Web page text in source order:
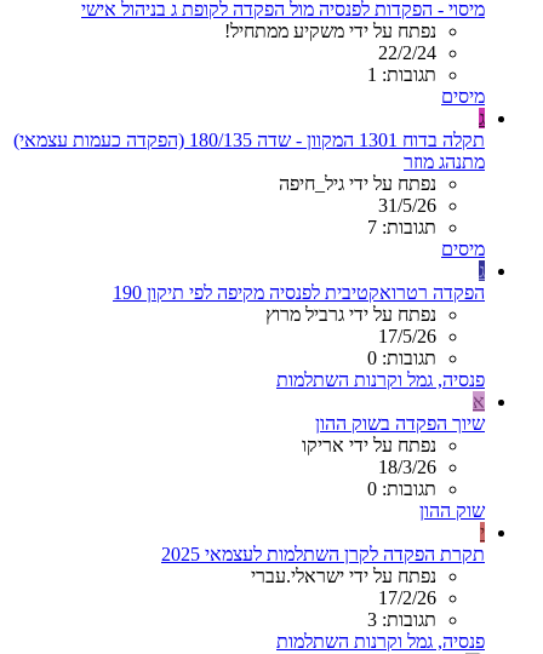
מיסוי - הפקדות לפנסיה מול הפקדה לקופת ג בניהול אישי
נפתח על ידי משקיע ממתחיל!
22/2/24
תגובות: 1
מיסים
ג
תקלה בדוח 1301 המקוון - שדה 180/135 (הפקדה כעמות עצמאי)
מתנהג מוזר
נפתח על ידי גיל_חיפה
31/5/26
תגובות: 7
מיסים
ג
הפקדה רטרואקטיבית לפנסיה מקיפה לפי תיקון 190
נפתח על ידי גרביל מרוץ
17/5/26
תגובות: 0
פנסיה, גמל וקרנות השתלמות
א
שיוך הפקדה בשוק ההון
נפתח על ידי אריקו
18/3/26
תגובות: 0
שוק ההון
י
תקרת הפקדה לקרן השתלמות לעצמאי 2025
נפתח על ידי ישראלי.עברי
17/2/26
תגובות: 3
פנסיה, גמל וקרנות השתלמות